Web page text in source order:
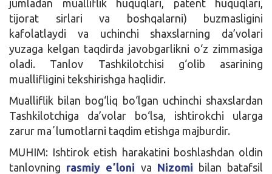
jumladan mualliflik huquqlari, patent huquqlari,
tijorat sirlari va boshqalarni) buzmasligini
kafolatlaydi va uchinchi shaxslarning da’volari
yuzaga kelgan taqdirda javobgarlikni o‘z zimmasiga
oladi. Tanlov Tashkilotchisi g‘olib asarining
muallifligini tekshirishga haqlidir.
Mualliflik bilan bog‘liq bo‘lgan uchinchi shaxslardan
Tashkilotchiga da’volar bo‘lsa, ishtirokchi ularga
zarur maʼlumotlarni taqdim etishga majburdir.
MUHIM: Ishtirok etish harakatini boshlashdan oldin
tanlovning rasmiy eʼloni va Nizomi bilan batafsil